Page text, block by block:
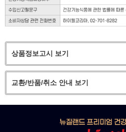
상품정보고시 보기
교환/반품/취소 안내 보기